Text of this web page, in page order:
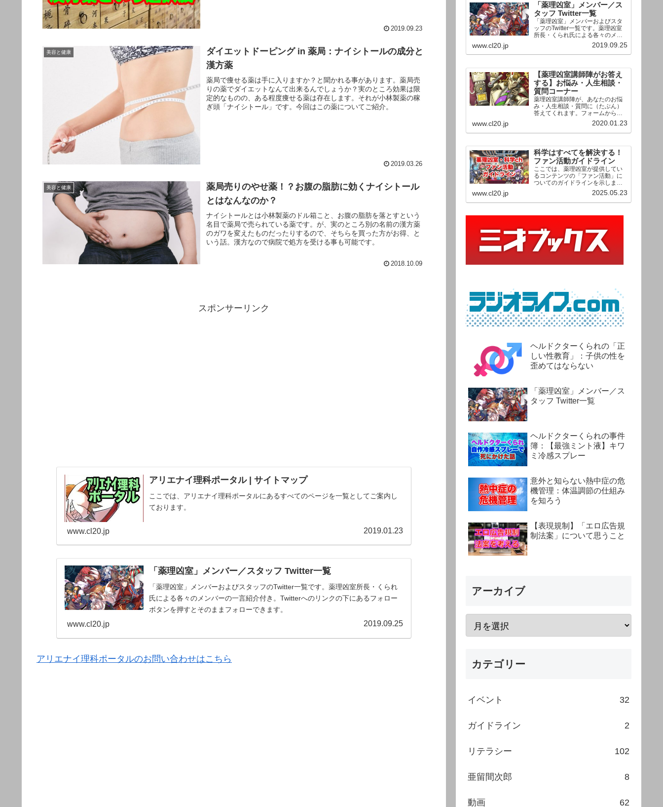
2019.09.23
美容と健康
ダイエットドーピング in 薬局：ナイシトールの成分と
漢方薬
薬局で痩せる薬は手に入りますか？と聞かれる事があります。薬局売
りの薬でダイエットなんて出来るんでしょうか？実のところ効果は限
定的なものの、ある程度痩せる薬は存在します。それが小林製薬の稼
ぎ頭「ナイシトール」です。今回はこの薬についてご紹介。
2019.03.26
美容と健康
薬局売りのやせ薬！？お腹の脂肪に効くナイシトール
とはなんなのか？
ナイシトールとは小林製薬のドル箱こと、お腹の脂肪を落とすという
名目で薬局で売られている薬です。が、実のところ別の名前の漢方薬
のガワを変えたものだったりするので、そちらを買った方がお得、と
いう話。漢方なので病院で処方を受ける事も可能です。
2018.10.09
スポンサーリンク
アリエナイ理科ポータル | サイトマップ
ここでは、アリエナイ理科ポータルにあるすべてのページを一覧としてご案内し
ております。
www.cl20.jp 2019.01.23
「薬理凶室」メンバー／スタッフ Twitter一覧
「薬理凶室」メンバーおよびスタッフのTwitter一覧です。薬理凶室所長・くられ
氏による各々のメンバーの一言紹介付き。Twitterへのリンクの下にあるフォロー
ボタンを押すとそのままフォローできます。
www.cl20.jp 2019.09.25
アリエナイ理科ポータルのお問い合わせはこちら
「薬理凶室」メンバー／ス
タッフ Twitter一覧
「薬理凶室」メンバーおよびスタ
ッフのTwitter一覧です。薬理凶室
所長・くられ氏による各々のメン
バーの一言紹介付き。Twitterへの
リンクの下にあるフォローボタン
を押すとそのままフォローできま
www.cl20.jp 2019.09.25
【薬理凶室講師陣がお答え
する】お悩み・人生相談・
質問コーナー
薬理凶室講師陣が、あなたのお悩
み・人生相談・質問に（たぶん）
答えてくれます。フォームからお
送りいただいた相談は、順次、動
画として公開される予定（時期未
定）！ どうぞお気軽にご質問く
www.cl20.jp 2020.01.23
科学はすべてを解決する！
ファン活動ガイドライン
ここでは、薬理凶室が提供してい
るコンテンツの「ファン活動」に
ついてのガイドラインを示しま
す。ご利用の場合は当ガイドライ
ンを遵守して頂けますよう、よろ
しくお願い申し上げます。
www.cl20.jp 2025.05.23
ヘルドクターくられの「正
しい性教育」：子供の性を
歪めてはならない
「薬理凶室」メンバー／ス
タッフ Twitter一覧
ヘルドクターくられの事件
簿：【最強ミント液】キワ
ミ冷感スプレー
意外と知らない熱中症の危
機管理：体温調節の仕組み
を知ろう
【表現規制】「エロ広告規
制法案」について思うこと
アーカイブ
カテゴリー
イベント 32
ガイドライン 2
リテラシー 102
亜留間次郎 8
動画 62